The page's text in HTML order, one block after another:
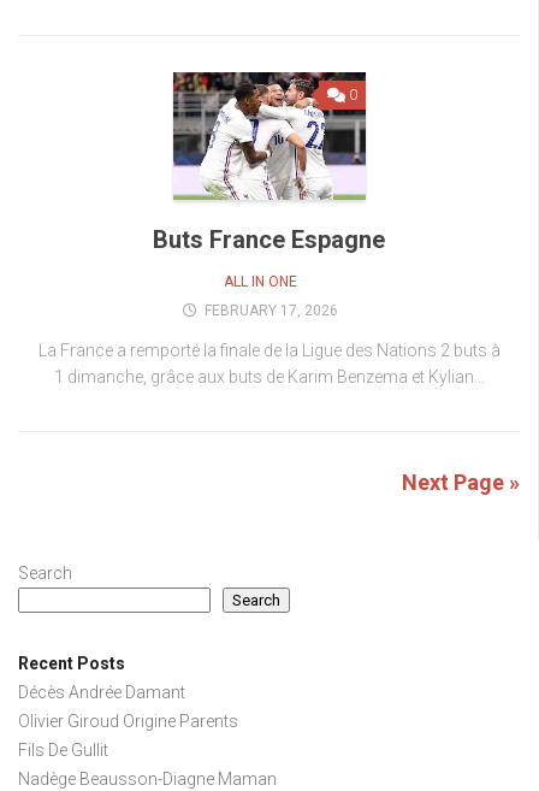
0
Buts France Espagne
ALL IN ONE
FEBRUARY 17, 2026
La France a remporté la finale de la Ligue des Nations 2 buts à
1 dimanche, grâce aux buts de Karim Benzema et Kylian...
Next Page »
Search
Search
Recent Posts
Décès Andrée Damant
Olivier Giroud Origine Parents
Fils De Gullit
Nadège Beausson-Diagne Maman